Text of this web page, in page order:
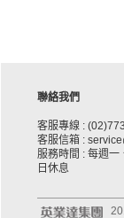
聯絡我們
客服專線 :
客服信箱 :
服務時間 : 每週
日休息